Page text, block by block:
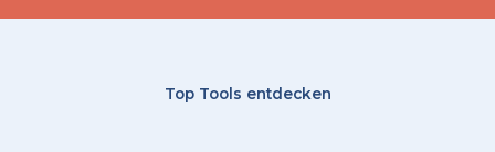
Top Tools entdecken